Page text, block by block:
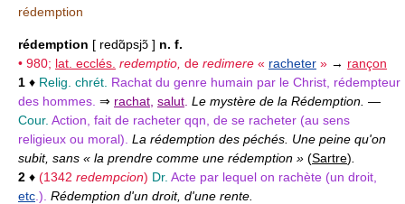
rédemption
rédemption [ redɑ̃psjɔ̃ ] n. f.
• 980; lat. ecclés. redemptio, de redimere « racheter » → rançon
1 ♦ Relig. chrét. Rachat du genre humain par le Christ, rédempteur
des hommes. ⇒ rachat salut Le mystère de la Rédemption. —
Cour. Action, fait de racheter qqn, de se racheter (au sens
religieux ou moral). La rédemption des péchés. Une peine qu'on
subit, sans « la prendre comme une rédemption » (Sartre)
2 ♦ (1342 redempcion) Dr. Acte par lequel on rachète (un droit,
etc .). Rédemption d'un droit, d'une rente.